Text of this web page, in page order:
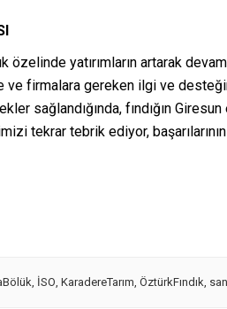
özelinde yatırımların artarak
ve firmalara gereken ilgi ve
sağlandığında, fındığın
tekrar tebrik ediyor,
, İSO, KaradereTarım, ÖztürkFındık,